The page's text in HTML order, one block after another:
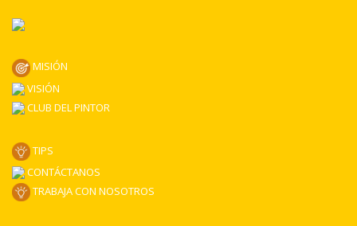
MISIÓN
VISIÓN
CLUB DEL PINTOR
TIPS
CONTÁCTANOS
TRABAJA CON NOSOTROS